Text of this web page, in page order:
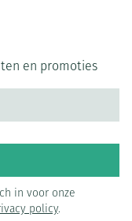
en promoties
in voor onze
policy.